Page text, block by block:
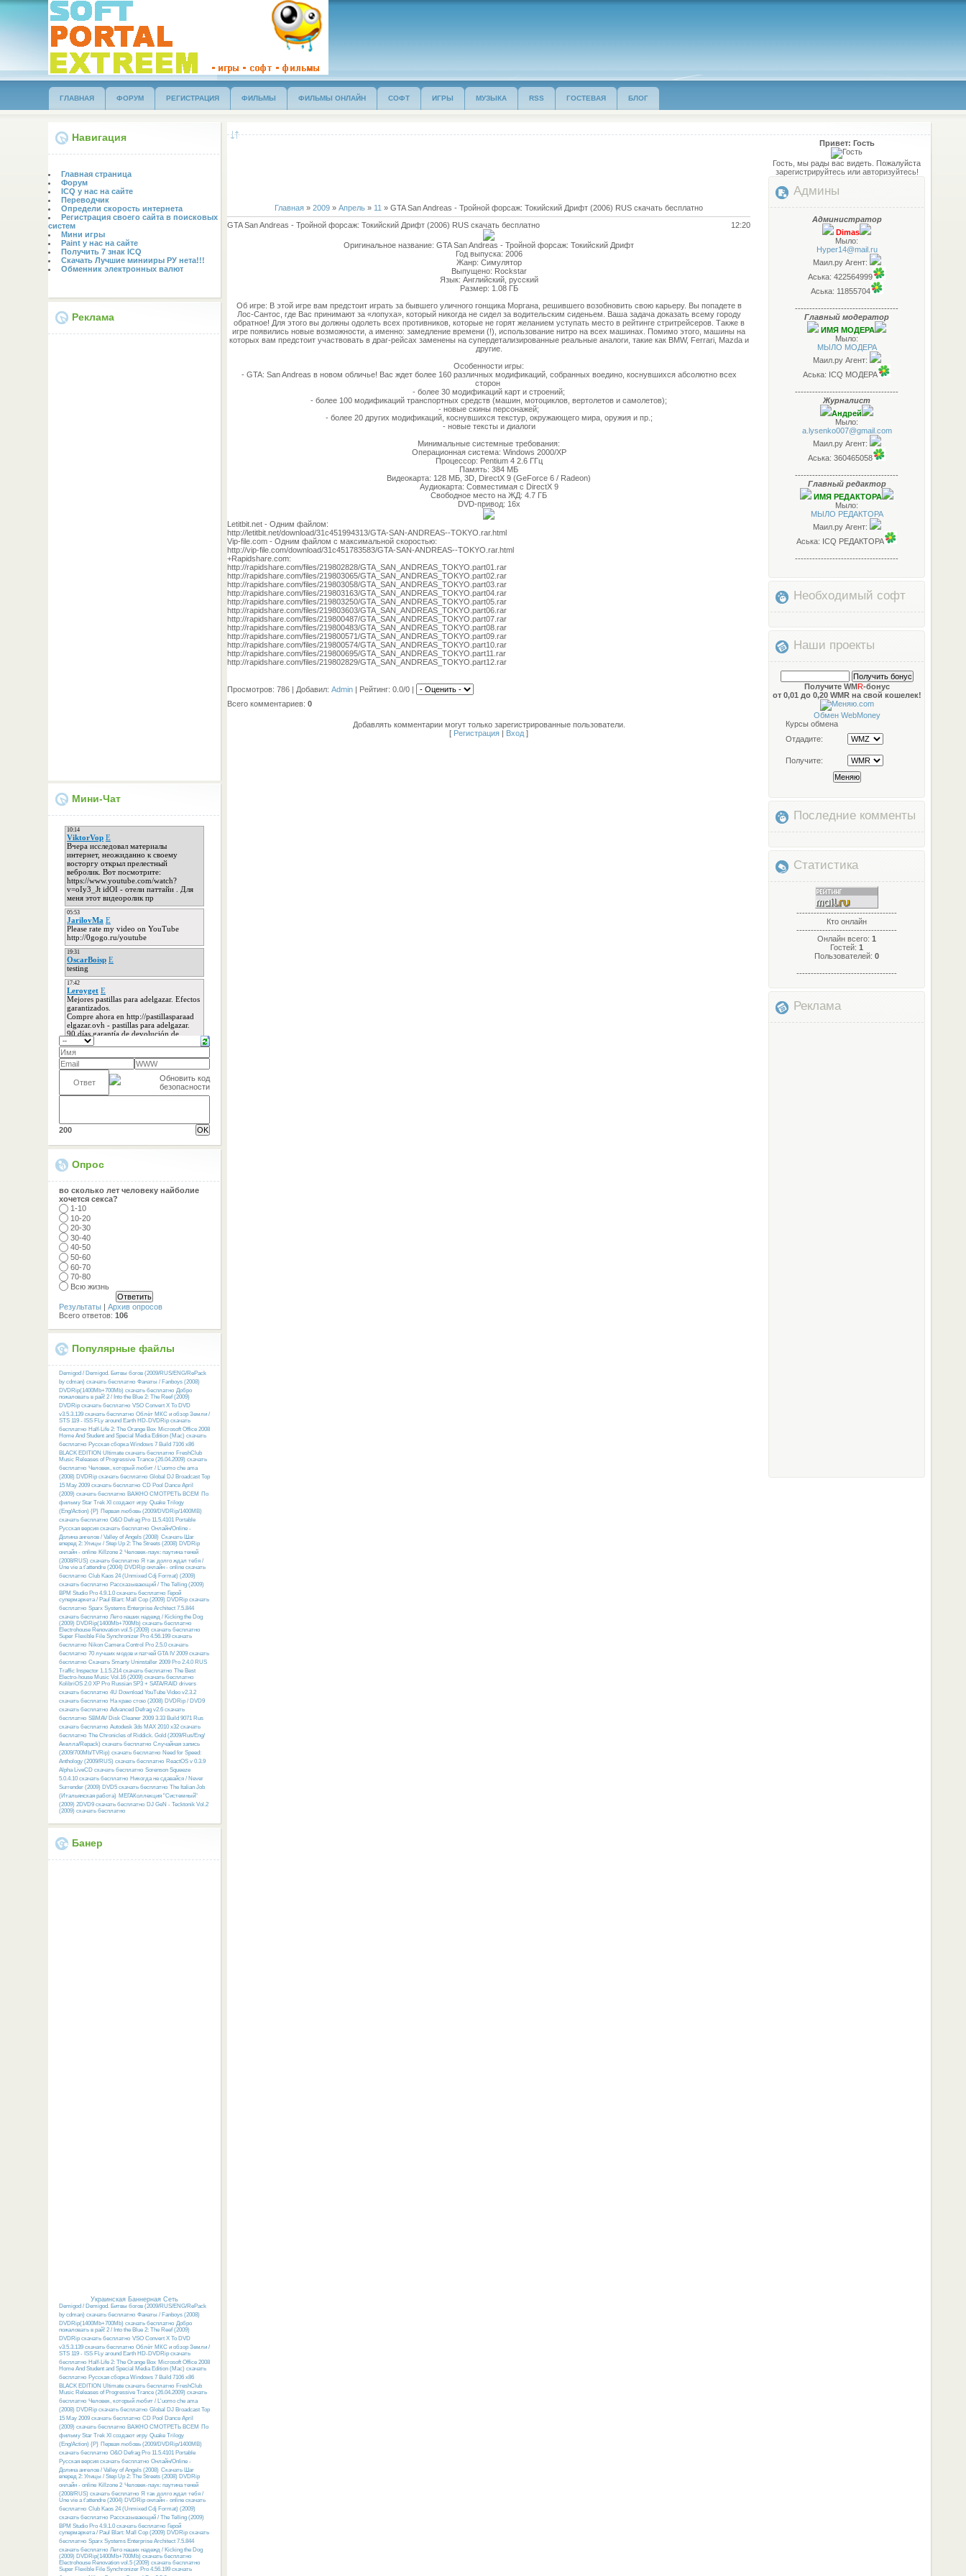
ГЛАВНАЯ ФОРУМ РЕГИСТРАЦИЯ ФИЛЬМЫ ФИЛЬМЫ ОНЛАЙН СОФТ ИГРЫ МУЗЫКА RSS ГОСТЕВАЯ БЛОГ
Навигация
Главная страница
Форум
ICQ у нас на сайте
Переводчик
Определи скорость интернета
Регистрация своего сайта в поисковых
систем
Мини игры
Paint у нас на сайте
Получить 7 знак ICQ
Скачать Лучшие минииры РУ нета!!!
Обменник электронных валют
Реклама
Мини-Чат
200
Опрос
во сколько лет человеку найболие
хочется секса?
1-10
10-20
20-30
30-40
40-50
50-60
60-70
70-80
Всю жизнь
Результаты |Архив опросов
Всего ответов:106
Популярные файлы
Demigod / Demigod. Битвы богов (2009/RUS/ENG/RePack
by cdman) скачать бесплатно Фанаты / Fanboys (2008)
DVDRip(1400Mb+700Mb) скачать бесплатно Добро
пожаловать в рай! 2 / Into the Blue 2: The Reef (2009)
DVDRip скачать бесплатно VSO Convert X To DVD
v3.5.3.139 скачать бесплатно Облёт МКС и обзор Земли /
STS 119 - ISS FLy around Earth HD-DVDRip скачать
бесплатно Half-Life 2: The Orange Box Microsoft Office 2008
Home And Student and Special Media Edition (Mac) скачать
бесплатно Русcкая сборка Windows 7 Build 7106 x86
BLACK EDITION Ultimate скачать бесплатно FreshClub
Music Releases of Progressive Trance (26.04.2009) скачать
бесплатно Человек, который любит / L'uomo che ama
(2008) DVDRip скачать бесплатно Global DJ Broadcast Top
15 May 2009 скачать бесплатно CD Pool Dance April
(2009) скачать бесплатно ВАЖНО СМОТРЕТЬ ВСЕМ По
фильму Star Trek XI создают игру Quake Trilogy
(Eng/Action) {P} Первая любовь (2009/DVDRip/1400MB)
скачать бесплатно O&O Defrag Pro 11.5.4101 Portable
Русская версия скачать бесплатно Онлайн/Online -
Долина ангелов / Valley of Angels (2008) Скачать Шаг
вперед 2: Улицы / Step Up 2: The Streets (2008) DVDRip
онлайн - online Killzone 2 Человек-паук: паутина теней
(2008/RUS) скачать бесплатно Я так долго ждал тебя /
Une vie a t'attendre (2004) DVDRip онлайн - online скачать
бесплатно Club Kaos 24 (Unmixed Cdj Format) (2009)
скачать бесплатно Рассказывающий / The Telling (2009)
BPM Studio Pro 4.9.1.0 скачать бесплатно Герой
супермаркета / Paul Blart: Mall Cop (2009) DVDRip скачать
бесплатно Sparx Systems Enterprise Architect 7.5.844
скачать бесплатно Лето наших надежд / Kicking the Dog
(2009) DVDRip(1400Mb+700Mb) скачать бесплатно
Electrohouse Renovation vol.5 (2009) скачать бесплатно
Super Flexible File Synchronizer Pro 4.56.199 скачать
бесплатно Nikon Camera Control Pro 2.5.0 скачать
бесплатно 70 лучших модов и патчей GTA IV 2009 скачать
бесплатно Скачать Smarty Uninstaller 2009 Pro 2.4.0 RUS
Traffic Inspector 1.1.5.214 скачать бесплатно The Best
Electro-house Music Vol.16 (2009) скачать бесплатно
KolibriOS 2.0 XP Pro Russian SP3 + SATA/RAID drivers
скачать бесплатно 4U Download YouTube Video v2.3.2
скачать бесплатно На краю стою (2008) DVDRip / DVD9
скачать бесплатно Advanced Defrag v2.6 скачать
бесплатно SBMAV Disk Cleaner 2009 3.33 Build 9071 Rus
скачать бесплатно Autodesk 3ds MAX 2010 x32 скачать
бесплатно The Chronicles of Riddick. Gold (2009/Rus/Eng/
Акелла/Repack) скачать бесплатно Случайная запись
(2009/700Mb/TVRip) скачать бесплатно Need for Speed:
Anthology (2009/RUS) скачать бесплатно ReactOS v 0.3.9
Alpha LiveCD скачать бесплатно Sorenson Squeeze
5.0.4.10 скачать бесплатно Никогда не сдавайся / Never
Surrender (2009) DVD5 скачать бесплатно The Italian Job
(Итальянская работа) МЕГАКоллекция "Системный"
(2009) 2DVD9 скачать бесплатно DJ GeN - Tecktonik Vol.2
(2009) скачать бесплатно
Банер
Украинская Баннерная Сеть
Demigod / Demigod. Битвы богов (2009/RUS/ENG/RePack
by cdman) скачать бесплатно Фанаты / Fanboys (2008)
DVDRip(1400Mb+700Mb) скачать бесплатно Добро
пожаловать в рай! 2 / Into the Blue 2: The Reef (2009)
DVDRip скачать бесплатно VSO Convert X To DVD
v3.5.3.139 скачать бесплатно Облёт МКС и обзор Земли /
STS 119 - ISS FLy around Earth HD-DVDRip скачать
бесплатно Half-Life 2: The Orange Box Microsoft Office 2008
Home And Student and Special Media Edition (Mac) скачать
бесплатно Русcкая сборка Windows 7 Build 7106 x86
BLACK EDITION Ultimate скачать бесплатно FreshClub
Music Releases of Progressive Trance (26.04.2009) скачать
бесплатно Человек, который любит / L'uomo che ama
(2008) DVDRip скачать бесплатно Global DJ Broadcast Top
15 May 2009 скачать бесплатно CD Pool Dance April
(2009) скачать бесплатно ВАЖНО СМОТРЕТЬ ВСЕМ По
фильму Star Trek XI создают игру Quake Trilogy
(Eng/Action) {P} Первая любовь (2009/DVDRip/1400MB)
скачать бесплатно O&O Defrag Pro 11.5.4101 Portable
Русская версия скачать бесплатно Онлайн/Online -
Долина ангелов / Valley of Angels (2008) Скачать Шаг
вперед 2: Улицы / Step Up 2: The Streets (2008) DVDRip
онлайн - online Killzone 2 Человек-паук: паутина теней
(2008/RUS) скачать бесплатно Я так долго ждал тебя /
Une vie a t'attendre (2004) DVDRip онлайн - online скачать
бесплатно Club Kaos 24 (Unmixed Cdj Format) (2009)
скачать бесплатно Рассказывающий / The Telling (2009)
BPM Studio Pro 4.9.1.0 скачать бесплатно Герой
супермаркета / Paul Blart: Mall Cop (2009) DVDRip скачать
бесплатно Sparx Systems Enterprise Architect 7.5.844
скачать бесплатно Лето наших надежд / Kicking the Dog
(2009) DVDRip(1400Mb+700Mb) скачать бесплатно
Electrohouse Renovation vol.5 (2009) скачать бесплатно
Super Flexible File Synchronizer Pro 4.56.199 скачать
Главная »2009 » Апрель » 11 » GTA San Andreas - Тройной форсаж: Токийский Дрифт (2006) RUS скачать бесплатно
GTA San Andreas - Тройной форсаж: Токийский Дрифт (2006) RUS скачать бесплатно
12:20
Оригинальное название: GTA San Andreas - Тройной форсаж: Токийский Дрифт
Год выпуска: 2006
Жанр: Cимулятор
Выпущено: Rockstar
Язык: Aнглийский, русский
Размер: 1.08 ГБ
Об игре: В этой игре вам предстоит играть за бывшего уличного гонщика Моргана, решившего возобновить свою карьеру. Вы попадете в
Лос-Сантос, где Вас принимают за «лопуха», который никогда не сидел за водительским сиденьем. Ваша задача доказать всему городу
обратное! Для этого вы должны одолеть всех противников, которые не горят желанием уступать место в рейтинге стритрейсеров. Также в
игре появились новые возможности, а именно: замедление времени (!), использование нитро на всех машинах. Помимо этого, машины на
которых вам предстоит участвовать в драг-рейсах заменены на супердетализированные реальные аналоги, такие как BMW, Ferrari, Mazda и
другие.
Особенности игры:
- GTA: San Andreas в новом обличье! Вас ждет более 160 различных модификаций, собранных воедино, коснувшихся абсолютно всех
сторон
- более 30 модификаций карт и строений;
- более 100 модификаций транспортных средств (машин, мотоциклов, вертолетов и самолетов);
- новые скины персонажей;
- более 20 других модификаций, коснувшихся текстур, окружающего мира, оружия и пр.;
- новые тексты и диалоги
Минимальные системные требования:
Операционная система: Windows 2000/XP
Процессор: Pentium 4 2.6 ГГц
Память: 384 МБ
Видеокарта: 128 МБ, 3D, DirectX 9 (GeForce 6 / Radeon)
Аудиокарта: Совместимая с DirectX 9
Свободное место на ЖД: 4.7 ГБ
DVD-привод: 16х
Letitbit.net - Одним файлом:
http://letitbit.net/download/31c451994313/GTA-SAN-ANDREAS--TOKYO.rar.html
Vip-file.com - Одним файлом с максимальной скоростью:
http://vip-file.com/download/31c451783583/GTA-SAN-ANDREAS--TOKYO.rar.html
+Rapidshare.com:
http://rapidshare.com/files/219802828/GTA_SAN_ANDREAS_TOKYO.part01.rar
http://rapidshare.com/files/219803065/GTA_SAN_ANDREAS_TOKYO.part02.rar
http://rapidshare.com/files/219803058/GTA_SAN_ANDREAS_TOKYO.part03.rar
http://rapidshare.com/files/219803163/GTA_SAN_ANDREAS_TOKYO.part04.rar
http://rapidshare.com/files/219803250/GTA_SAN_ANDREAS_TOKYO.part05.rar
http://rapidshare.com/files/219803603/GTA_SAN_ANDREAS_TOKYO.part06.rar
http://rapidshare.com/files/219800487/GTA_SAN_ANDREAS_TOKYO.part07.rar
http://rapidshare.com/files/219800483/GTA_SAN_ANDREAS_TOKYO.part08.rar
http://rapidshare.com/files/219800571/GTA_SAN_ANDREAS_TOKYO.part09.rar
http://rapidshare.com/files/219800574/GTA_SAN_ANDREAS_TOKYO.part10.rar
http://rapidshare.com/files/219800695/GTA_SAN_ANDREAS_TOKYO.part11.rar
http://rapidshare.com/files/219802829/GTA_SAN_ANDREAS_TOKYO.part12.rar
Просмотров: 786 | Добавил:Admin | Рейтинг: 0.0/0 |
Всего комментариев:0
Добавлять комментарии могут только зарегистрированные пользователи.
[ Регистрация | Вход ]
Привет: Гость
Гость, мы рады вас видеть. Пожалуйста
зарегистрируйтесь или авторизуйтесь!
Админы
Администратор
Dimas
Мыло:
Hyper14@mail.ru
Маил.ру Агент:
Аська: 422564999
Аська: 11855704
------------------------------------
Главный модератор
ИМЯ МОДЕРА
Мыло:
МЫЛО МОДЕРА
Маил.ру Агент:
Аська: ICQ МОДЕРА
------------------------------------
Журналист
Андрей
Мыло:
a.lysenko007@gmail.com
Маил.ру Агент:
Аська: 360465058
------------------------------------
Главный редактор
ИМЯ РЕДАКТОРА
Мыло:
МЫЛО РЕДАКТОРА
Маил.ру Агент:
Аська: ICQ РЕДАКТОРА
------------------------------------
Необходимый софт
Наши проекты
Получите WMR-бонус
от 0,01 до 0,20 WMR на свой кошелек!
Обмен WebMoney
Курсы обмена
Отдадите:
Получите:
Последние комменты
Статистика
-----------------------------------
Кто онлайн
-----------------------------------
Онлайн всего:1
Гостей:1
Пользователей:0
-----------------------------------
Реклама